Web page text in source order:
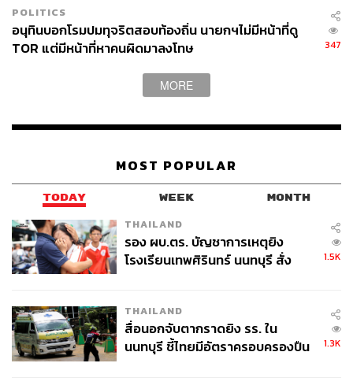
ABOUT THE PHOTOGRAPHER
ฐานิส สุดโต
บรรณาธิการภาพ ประจำสำนักข่าว THE
STANDARD
POLITICS
อนุทินบอกโรมปมทุจริตสอบท้องถิ่น นายกฯไม่มีหน้าที่ดู
TOR แต่มีหน้าที่หาคนผิดมาลงโทษ
347
MORE
MOST POPULAR
TODAY WEEK MONTH
THAILAND
รอง ผบ.ตร. บัญชาการเหตุยิง
โรงเรียนเทพศิรินทร์ นนทบุรี สั่ง
1.5K
THAILAND
สื่อนอกจับตากราดยิง รร. ใน
นนทบุรี ชี้ไทยมีอัตราครอบครองปืน
1.3K